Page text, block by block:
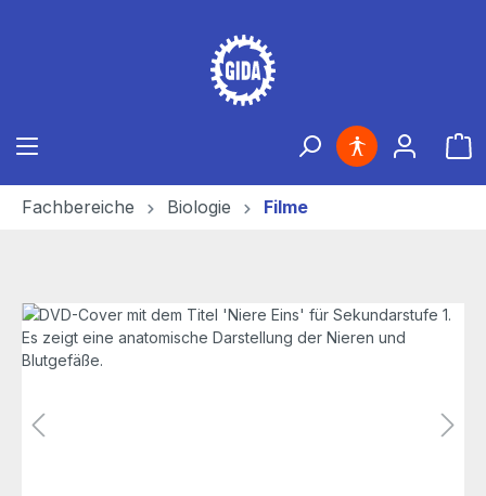
Fachbereiche Biologie Filme
Bildergalerie überspringen